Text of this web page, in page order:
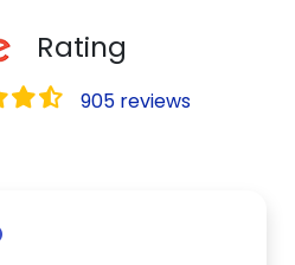
Rating
905 reviews